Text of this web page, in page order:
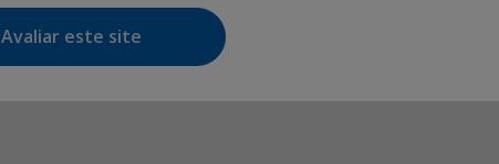
Avaliar este site